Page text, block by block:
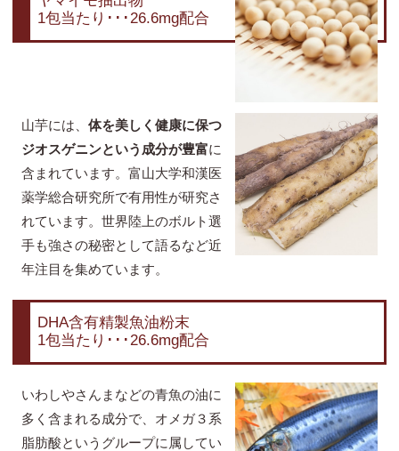
1包当たり･･･26.6mg配合
山芋には、 体を美しく健康に保つ
ジオスゲニンという成分が豊富に
含まれています。富山大学和漢医
薬学総合研究所で有用性が研究さ
れています。世界陸上のボルト選
手も強さの秘密として語るなど近
年注目を集めています。
DHA含有精製魚油粉末
1包当たり･･･26.6mg配合
いわしやさんまなどの青魚の油に
多く含まれる成分で、オメガ３系
脂肪酸というグループに属してい